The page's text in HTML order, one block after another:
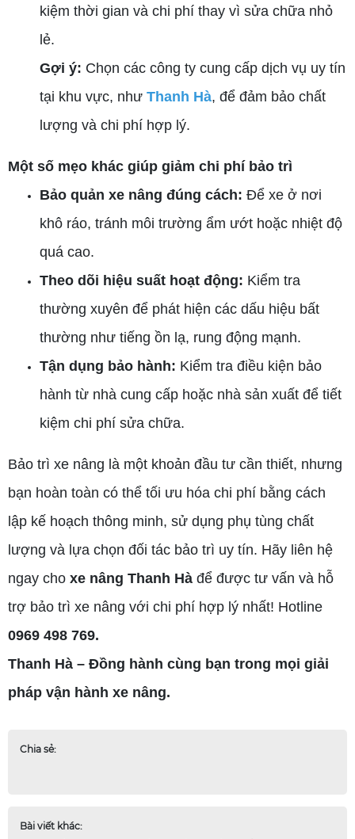
kiệm thời gian và chi phí thay vì sửa chữa nhỏ
lẻ.
Gợi ý: Chọn các công ty cung cấp dịch vụ uy tín
tại khu vực, như Thanh Hà, để đảm bảo chất
lượng và chi phí hợp lý.
Một số mẹo khác giúp giảm chi phí bảo trì
Bảo quản xe nâng đúng cách: Để xe ở nơi
khô ráo, tránh môi trường ẩm ướt hoặc nhiệt độ
quá cao.
Theo dõi hiệu suất hoạt động: Kiểm tra
thường xuyên để phát hiện các dấu hiệu bất
thường như tiếng ồn lạ, rung động mạnh.
Tận dụng bảo hành: Kiểm tra điều kiện bảo
hành từ nhà cung cấp hoặc nhà sản xuất để tiết
kiệm chi phí sửa chữa.
Bảo trì xe nâng là một khoản đầu tư cần thiết, nhưng
bạn hoàn toàn có thể tối ưu hóa chi phí bằng cách
lập kế hoạch thông minh, sử dụng phụ tùng chất
lượng và lựa chọn đối tác bảo trì uy tín. Hãy liên hệ
ngay cho xe nâng Thanh Hà để được tư vấn và hỗ
trợ bảo trì xe nâng với chi phí hợp lý nhất! Hotline
0969 498 769.
Thanh Hà – Đồng hành cùng bạn trong mọi giải
pháp vận hành xe nâng.
Chia sẻ:
Bài viết khác: